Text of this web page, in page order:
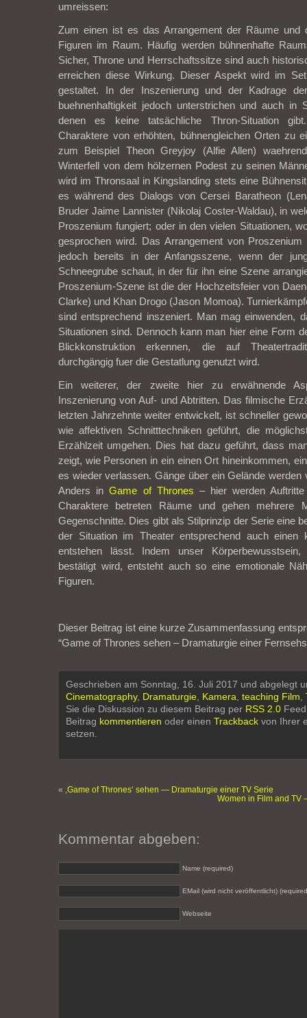
umreissen:
Zum einen ist es das Arrangement der Räume und
Figuren im Raum. Häufig werden bühnenhafte
Sicher, Throne und Herrschaftssitze sind auch
erreichen diese Wirkung. Dieser Aspekt wird im
gestaltet. In der Inszenierung und der Kadrage
buehnenhaftigkeit jedoch unterstrichen und auch in
denen es keine tatsächliche Thron-Situation
Charaktere von erhöhten, bühnengleichen Orten zu
zum Beispiel Theon Greyjoy (Alfie Allen)
Winterfell von dem hölzernen Podest zu seinen
wird im Thronsaal in Kingslanding stets eine
es während des Dialogs von Cersei Baratheon
Bruder Jaime Lannister (Nikolaj Coster-Waldau), in
Proszenium fungiert; oder in den vielen Situationen,
gesprochen wird. Das Arrangement von
jedoch bereits in der Anfangsszene, wenn der
Schneegrube schaut, in der für ihn eine Szene
Proszenium-Szene ist die der Hochzeitsfeier von
Clarke) und Khan Drogo (Jason Momoa).
sind entsprechend inszeniert. Man mag einwenden,
Situationen sind. Dennoch kann man hier eine Form
Blickkonstruktion erkennen, die auf
durchgängig fuer die Gestatlung genutzt wird.
Ein weiterer, der zweite hier zu erwähnende
Inszenierung von Auf- und Abtritten. Das filmische
letzten Jahrzehnte weiter entwickelt, ist schneller
wie affektiven Schnitttechniken geführt, die
Erzählzeit umgehen. Dies hat dazu geführt, dass
zeigt, wie Personen in ein einen Ort hineinkommen,
es wieder verlassen. Gänge über ein Gelände werden
Anders inGame of Thrones – hier werden
Charaktere betreten Räume und gehen mehrere
Gegenschnitte. Dies gibt als Stilprinzip der Serie eine
der Situation im Theater entsprechend auch einen
entstehen lässt. Indem unser
bestätigt wird, entsteht auch so eine emotionale
Figuren.
Dieser Beitrag ist eine kurze Zusammenfassung
“Game of Thrones sehen – Dramaturgie einer
Geschrieben am Sonntag, 16. Juli 2017 und abgelegt
Cinematography, Dramaturgie Kamera teaching Film
Sie die Diskussion zu diesem Beitrag per RSS 2.0
Beitrag kommentieren oder einen Trackback von Ihrer
setzen.
« ‚Game of Thrones‘ sehen — Dramaturgie einer TV Serie
Women in Film and TV
Kommentar abgeben:
Name (required)
EMail (wird nicht veröffentlicht)
Webseite